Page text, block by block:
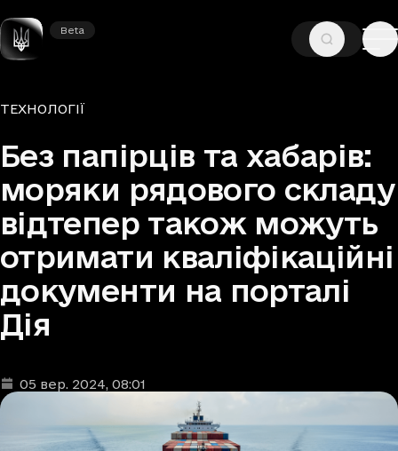
Beta
Beta
ГОЛОВНА —НОВИНИ
Рубрики
ТЕХНОЛОГІЇ
Без папірців та хабарів:
моряки рядового складу
відтепер також можуть
отримати кваліфікаційні
документи на порталі
Дія
Дата та час публікації:
05 вер. 2024, 08:01